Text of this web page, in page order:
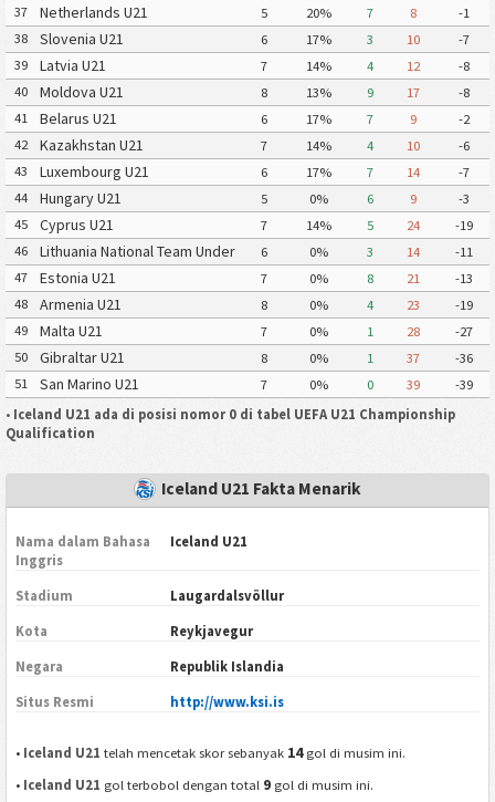
37
Netherlands U21 5 20% 7 8
-1
38
Slovenia U21 6 17% 3 10
-7
39
Latvia U21 7 14% 4 12
-8
40
Moldova U21 8 13% 9 17
-8
41
Belarus U21 6 17% 7 9
-2
42
Kazakhstan U21 7 14% 4 10
-6
43
Luxembourg U21 6 17% 7 14
-7
44
Hungary U21 5 0% 6 9
-3
45
Cyprus U21 7 14% 5 24
-19
46
Lithuania National Team Under
21
6 0% 3 14
-11
47
Estonia U21 7 0% 8 21
-13
48
Armenia U21 8 0% 4 23
-19
49
Malta U21 7 0% 1 28
-27
50
Gibraltar U21 8 0% 1 37
-36
51
San Marino U21 7 0% 0 39
-39
• Iceland U21 ada di posisi nomor 0 di tabel UEFA U21 Championship
Qualification
Iceland U21 Fakta Menarik
Nama dalam Bahasa
Inggris
Iceland U21
Stadium Laugardalsvöllur
Kota Reykjavegur
Negara Republik Islandia
Situs Resmi http://www.ksi.is
• Iceland U21 telah mencetak skor sebanyak 14gol di musim ini.
• Iceland U21 gol terbobol dengan total 9 gol di musim ini.